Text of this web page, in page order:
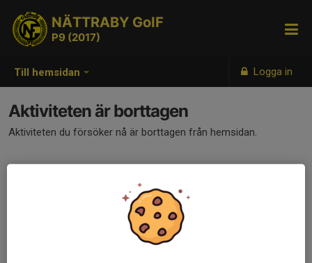
Till hemsidan Logga in
NÄTTRABY GoIF
P9 (2017)
Aktiviteten är borttagen
Aktiviteten du försöker nå är borttagen från hemsidan.